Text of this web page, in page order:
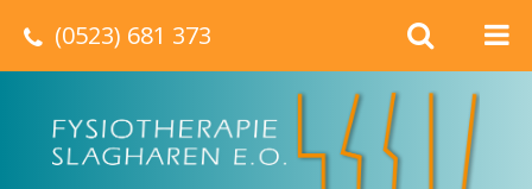
(0523) 681 373